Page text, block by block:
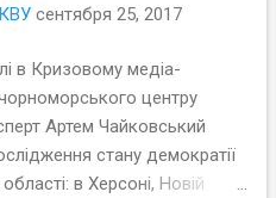
сентября 25, 2017
в Кризовому медіа-
центру
Артем Чайковський
стану демократії
в Херсоні, Новій